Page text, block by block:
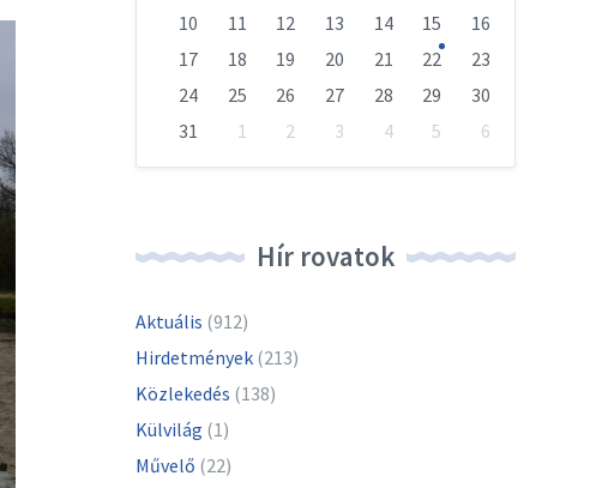
10
11 12 13 14 15
16
17
18 19 20 21 22
23
24
25 26 27 28 29
30
31
1 2 3 4 5
6
Hír rovatok
Aktuális (912)
Hirdetmények (213)
Közlekedés (138)
Külvilág (1)
Művelő (22)